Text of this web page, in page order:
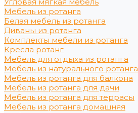
Мебель из ротанга
Белая мебель из ротанга
Диваны из ротанга
Комплекты мебели из ротанга
Кресла ротанг
Мебель для отдыха из ротанга
Мебель из натурального ротанга
Мебель из ротанга для балкона
Мебель из ротанга для дачи
Мебель из ротанга для террасы
Мебель из ротанга домашняя